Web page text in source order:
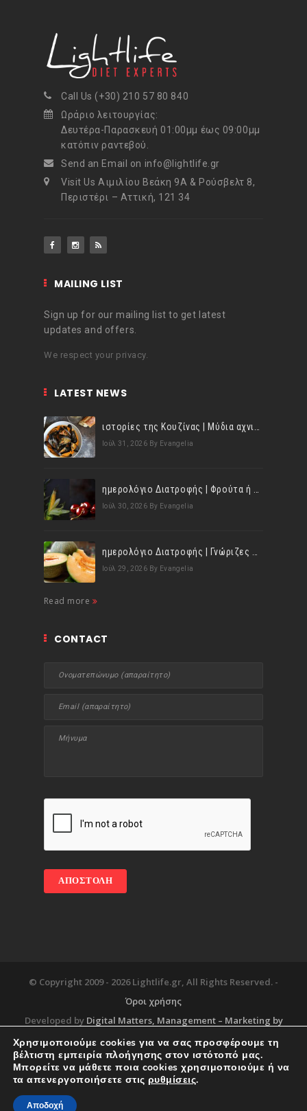
Call Us (+30) 210 57 80 840
Ωράριο λειτουργίας:
Δευτέρα-Παρασκευή 01:00μμ έως 09:00μμ
κατόπιν ραντεβού.
Send an Email on info@lightlife.gr
Visit Us Αιμιλίου Βεάκη 9Α & Ρούσβελτ 8,
Περιστέρι – Αττική, 121 34
MAILING LIST
Sign up for our mailing list to get latest
updates and offers.
We respect your privacy.
LATEST NEWS
Ιούλ 31, 2026 By Evangelia
Ιούλ 30, 2026 By Evangelia
Ιούλ 29, 2026 By Evangelia
Read more
CONTACT
© Copyright 2009 - 2026 Lightlife.gr, All Rights Reserved. -
Όροι χρήσης
Developed by Digital Matters, Management – Marketing by
Blog About Services
Corporate Support
Χρησιμοποιούμε cookies για να σας προσφέρουμε τη
βέλτιστη εμπειρία πλοήγησης στον ιστότοπό μας.
Μπορείτε να μάθετε ποια cookies χρησιμοποιούμε ή να
τα απενεργοποιήσετε στις ρυθμίσεις.
Αποδοχή